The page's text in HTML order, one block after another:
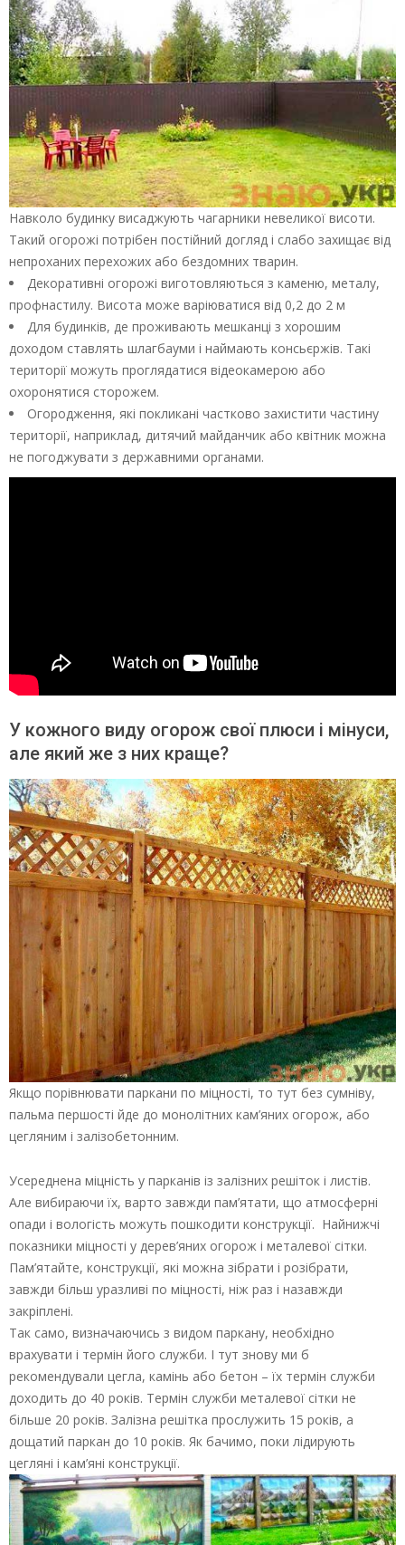
Навколо будинку висаджують чагарники невеликої висоти.
Такий огорожі потрібен постійний догляд і слабо захищає від
непроханих перехожих або бездомних тварин.
Декоративні огорожі виготовляються з каменю, металу,
профнастилу. Висота може варіюватися від 0,2 до 2 м
Для будинків, де проживають мешканці з хорошим
доходом ставлять шлагбауми і наймають консьєржів. Такі
території можуть проглядатися відеокамерою або
охоронятися сторожем.
Огородження, які покликані частково захистити частину
території, наприклад, дитячий майданчик або квітник можна
не погоджувати з державними органами.
У кожного виду огорож свої плюси і мінуси,
але який же з них краще?
Якщо порівнювати паркани по міцності, то тут без сумніву,
пальма першості йде до монолітних кам’яних огорож, або
цегляним і залізобетонним.
Усереднена міцність у парканів із залізних решіток і листів.
Але вибираючи їх, варто завжди пам’ятати, що атмосферні
опади і вологість можуть пошкодити конструкції. Найнижчі
показники міцності у дерев’яних огорож і металевої сітки.
Пам’ятайте, конструкції, які можна зібрати і розібрати,
завжди більш уразливі по міцності, ніж раз і назавжди
закріплені.
Так само, визначаючись з видом паркану, необхідно
врахувати і термін його служби. І тут знову ми б
рекомендували цегла, камінь або бетон – їх термін служби
доходить до 40 років. Термін служби металевої сітки не
більше 20 років. Залізна решітка прослужить 15 років, а
дощатий паркан до 10 років. Як бачимо, поки лідирують
цегляні і кам’яні конструкції.